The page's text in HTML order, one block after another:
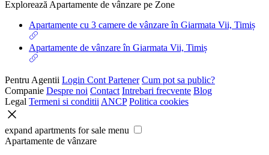
Explorează Apartamente de vânzare pe Zone
Apartamente cu 3 camere de vânzare în Giarmata Vii, Timiș
Apartamente de vânzare în Giarmata Vii, Timiș
Pentru Agentii Login Cont Partener Cum pot sa public?
Companie Despre noi Contact Intrebari frecvente Blog
Legal Termeni si conditii ANCP Politica cookies
expand apartments for sale menu
Apartamente de vânzare